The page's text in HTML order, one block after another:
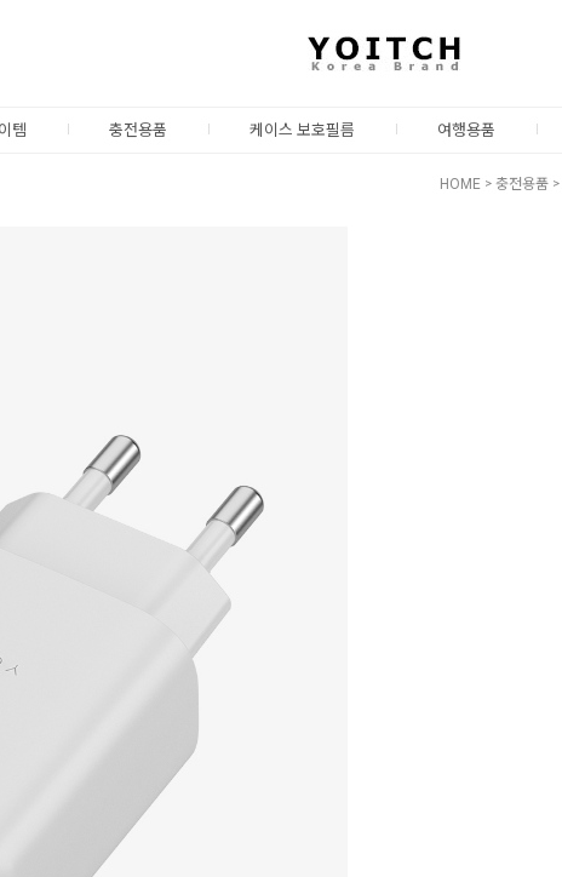
템 충전용품 케이스 보호필름 여행용품
HOME > 충전용품 >